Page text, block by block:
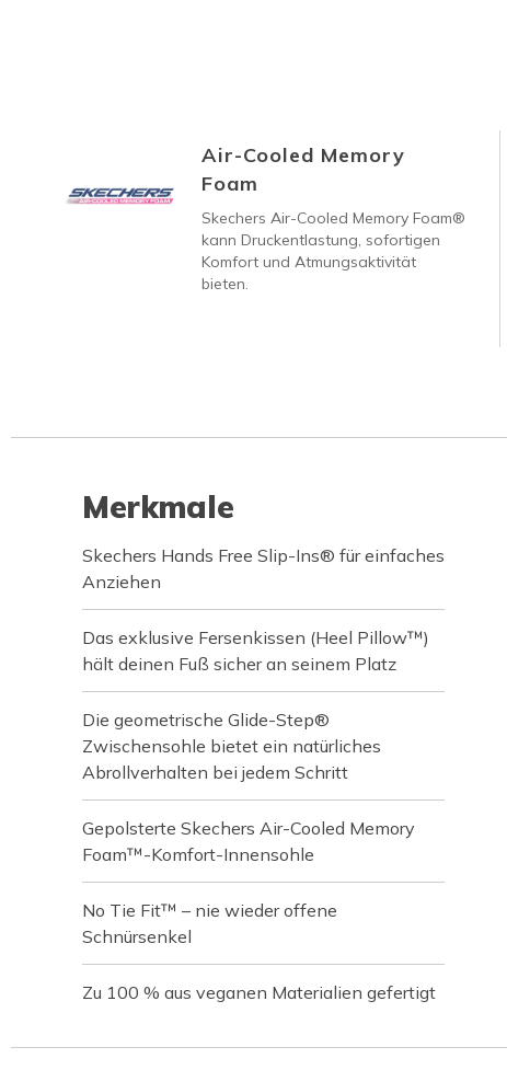
Air-Cooled Memory
Foam
Skechers Air-Cooled Memory Foam®
kann Druckentlastung, sofortigen
Komfort und Atmungsaktivität
bieten.
Merkmale
Skechers Hands Free Slip-Ins® für einfaches
Anziehen
Das exklusive Fersenkissen (Heel Pillow™)
hält deinen Fuß sicher an seinem Platz
Die geometrische Glide-Step®
Zwischensohle bietet ein natürliches
Abrollverhalten bei jedem Schritt
Gepolsterte Skechers Air-Cooled Memory
Foam™-Komfort-Innensohle
No Tie Fit™ – nie wieder offene
Schnürsenkel
Zu 100 % aus veganen Materialien gefertigt